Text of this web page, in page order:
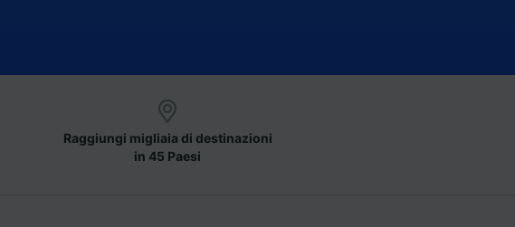
Raggiungi migliaia di destinazioni
in 45 Paesi